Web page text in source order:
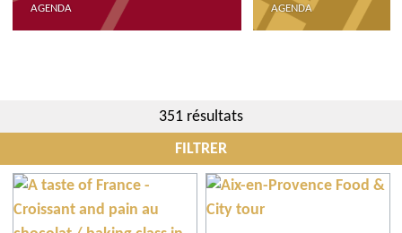
AGENDA AGENDA
351 résultats
FILTRER
Quand